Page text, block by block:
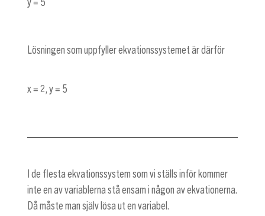
y = 5
Lösningen som uppfyller ekvationssystemet är därför
x = 2, y = 5
I de flesta ekvationssystem som vi ställs inför kommer
inte en av variablerna stå ensam i någon av ekvationerna.
Då måste man själv lösa ut en variabel.